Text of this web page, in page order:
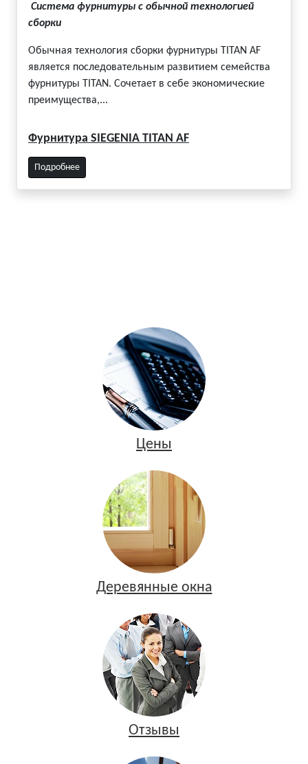
Система фурнитуры с обычной технологией
сборки
Обычная технология сборки фурнитуры TITAN AF
является последовательным развитием семейства
фурнитуры TITAN. Сочетает в себе экономические
преимущества,...
Фурнитура SIEGENIA TITAN AF
Подробнее
Цены
Деревянные окна
Отзывы